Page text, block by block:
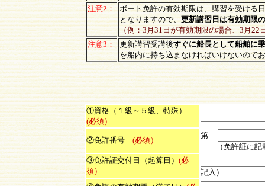
注意2： ボート免許の有効期限は、講習を受ける
となりますので、更新講習日は有効期限
（例：3月31日が有効期限の場合、3月22
注意3： 更新講習受講後すぐに船長として船舶に
を船内に持ち込まなければいけないので
①資格（１級～５級、特殊）
(必須）
②免許番号 (必須）
第
（免許証に記
③免許証交付日（起算日） (必
須）
記入）